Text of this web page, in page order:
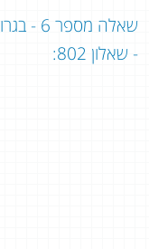
- שאלון 802: